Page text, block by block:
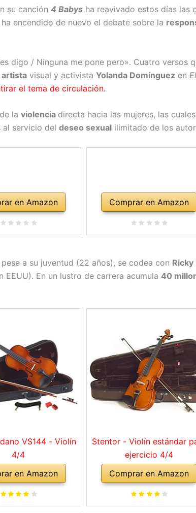
su canción 4 Babys ha reavivado estos días las
encendido de nuevo el debate sobre la
digo / Ninguna me pone pero». Cuatro versos
artista visual y activista Yolanda Domínguez en El
el tema de circulación.
la violencia directa hacia las mujeres, las
al servicio del deseo sexual ilimitado de los
en Amazon Comprar en Amazon
a su juventud (22 años), se codea con
EEUU). En un lustro de carrera acumula 40
VS144 - Violín
4/4
en Amazon
Stentor - Violín estándar
ejercicio 4/4
Comprar en Amazon